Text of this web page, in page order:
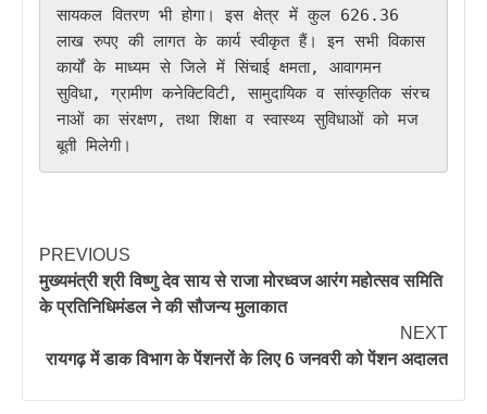
सायकल वितरण भी होगा। इस क्षेत्र में कुल 626.36
लाख रुपए की लागत के कार्य स्वीकृत हैं। इन सभी विकास
कार्यों के माध्यम से जिले में सिंचाई क्षमता, आवागमन
सुविधा, ग्रामीण कनेक्टिविटी, सामुदायिक व सांस्कृतिक संरच
नाओं का संरक्षण, तथा शिक्षा व स्वास्थ्य सुविधाओं को मज
बूती मिलेगी।
PREVIOUS
मुख्यमंत्री श्री विष्णु देव साय से राजा मोरध्वज आरंग महोत्सव समिति
के प्रतिनिधिमंडल ने की सौजन्य मुलाकात
NEXT
रायगढ़ में डाक विभाग के पेंशनरों के लिए 6 जनवरी को पेंशन अदालत